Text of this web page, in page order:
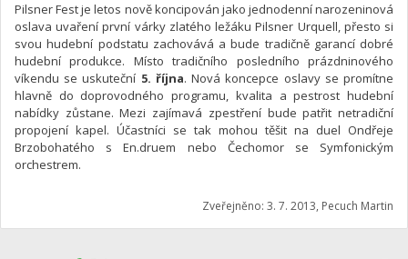
Pilsner Fest je letos nově koncipován jako jednodenní narozeninová
oslava uvaření první várky zlatého ležáku Pilsner Urquell, přesto si
svou hudební podstatu zachovává a bude tradičně garancí dobré
hudební produkce. Místo tradičního posledního prázdninového
víkendu se uskuteční 5. října. Nová koncepce oslavy se promítne
hlavně do doprovodného programu, kvalita a pestrost hudební
nabídky zůstane. Mezi zajímavá zpestření bude patřit netradiční
propojení kapel. Účastníci se tak mohou těšit na duel Ondřeje
Brzobohatého s En.druem nebo Čechomor se Symfonickým
orchestrem.
Zveřejněno: 3. 7. 2013, Pecuch Martin